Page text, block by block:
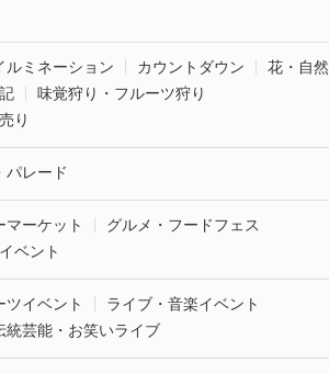
ルミネーション カウントダウン
花・自然
味覚狩り・フルーツ狩り
り
パレード
マーケット
グルメ・フードフェス
ベント
ツイベント
ライブ・音楽イベント
統芸能・お笑いライブ